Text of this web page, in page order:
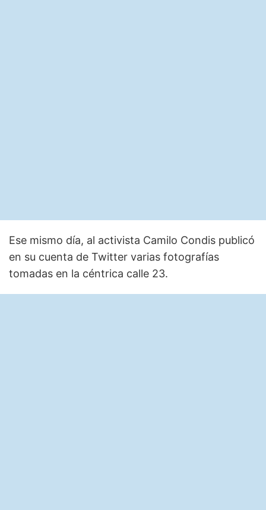
Ese mismo día, al activista Camilo Condis publicó
en su cuenta de Twitter varias fotografías
tomadas en la céntrica calle 23.